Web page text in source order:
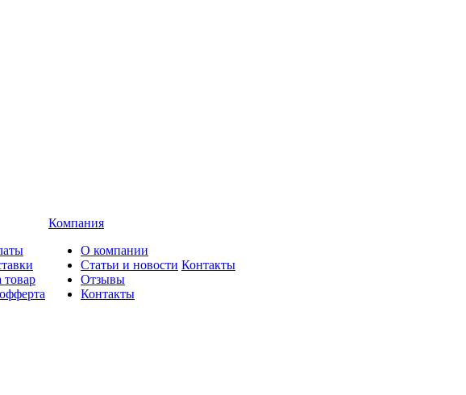
товар
Компания
О компании
Статьи и новости
Отзывы
Контакты
Контакты